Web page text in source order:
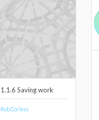
1.1.6 Saving work
Rob Corless